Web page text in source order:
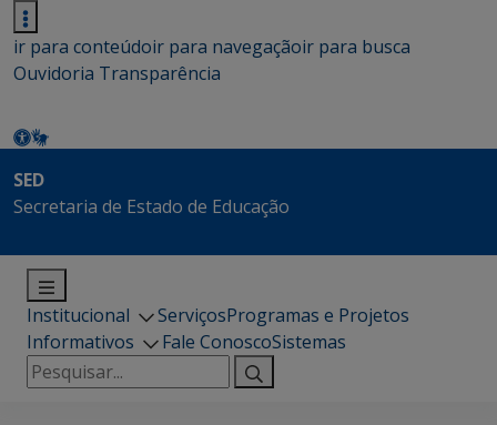
ir para conteúdoir para navegaçãoir para busca
Ouvidoria Transparência
SED
Secretaria de Estado de Educação
Institucional ServiçosProgramas e Projetos
Informativos
Fale ConoscoSistemas
Pesquisar
por: